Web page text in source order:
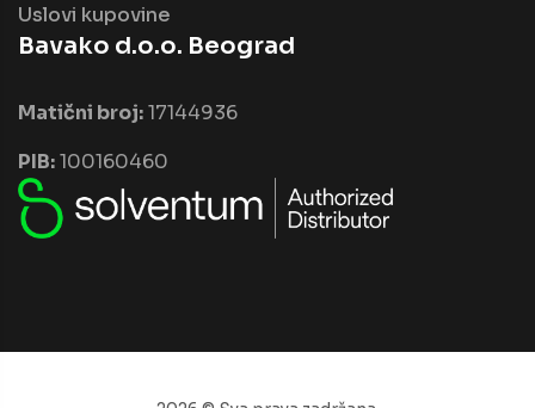
Uslovi kupovine
Bavako d.o.o. Beograd
Matični broj:17144936
PIB:100160460